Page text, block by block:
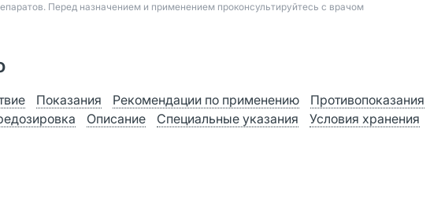
Перед назначением и применением проконсультируйтесь с врачом
Показания Рекомендации по применению
Противопоказания
Описание Специальные указания
Условия хранения